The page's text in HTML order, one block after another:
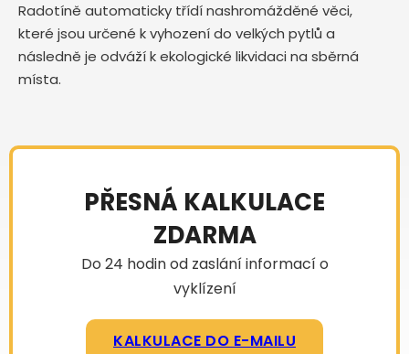
Radotíně automaticky třídí nashromážděné věci,
které jsou určené k vyhození do velkých pytlů a
následně je odváží k ekologické likvidaci na sběrná
místa.
PŘESNÁ KALKULACE
ZDARMA
Do 24 hodin od zaslání informací o
vyklízení
KALKULACE DO E-MAILU